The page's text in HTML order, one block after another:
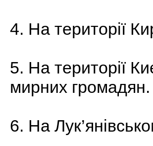
4. На території
5. На території
мирних громадян.
6. На